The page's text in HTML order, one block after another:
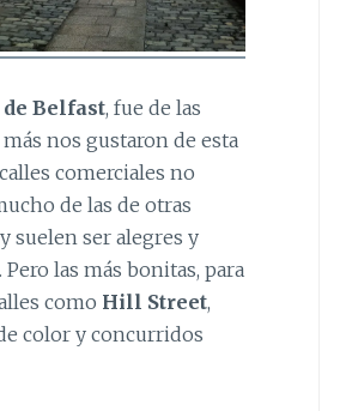
Belfast, fue de las
más nos gustaron de esta
comerciales no
de las de otras
suelen ser alegres y
Pero las más bonitas, para
como Hill Street,
color y concurridos